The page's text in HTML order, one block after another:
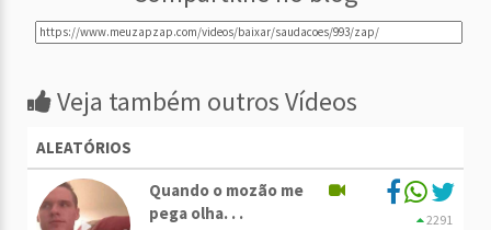
Veja também outros Vídeos
ALEATÓRIOS
Quando o mozão me
pega olha. . .
2291